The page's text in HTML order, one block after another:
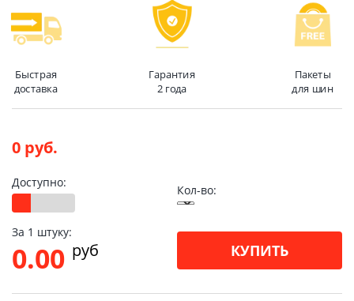
Быстрая
доставка
Гарантия
2 года
Пакеты
для шин
0 руб.
Доступно:
Кол-во:
За 1 штуку:
0.00 pуб КУПИТЬ